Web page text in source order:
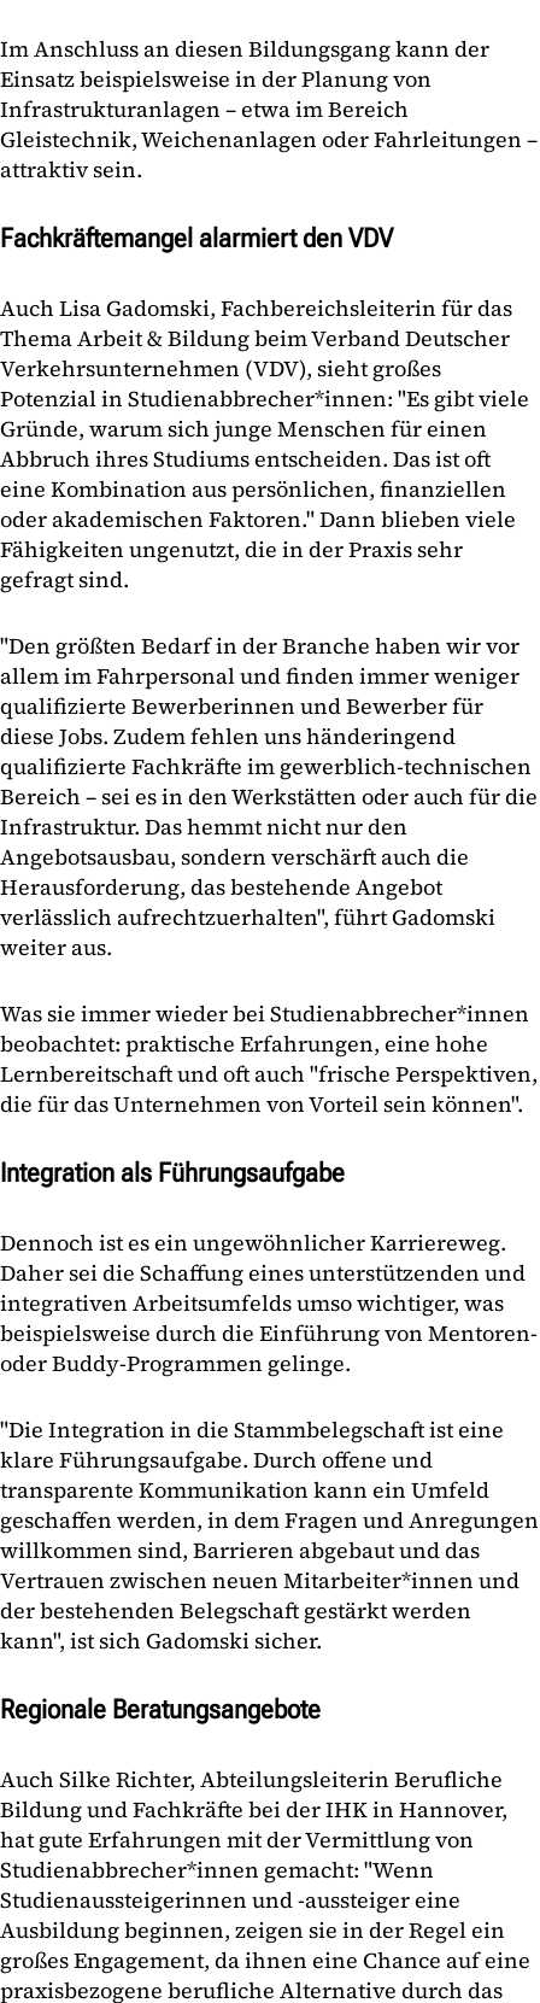
Im Anschluss an diesen Bildungsgang kann der
Einsatz beispielsweise in der Planung von
Infrastrukturanlagen – etwa im Bereich
Gleistechnik, Weichenanlagen oder Fahrleitungen –
attraktiv sein.
Fachkräftemangel alarmiert den VDV
Auch Lisa Gadomski, Fachbereichsleiterin für das
Thema Arbeit & Bildung beim Verband Deutscher
Verkehrsunternehmen (VDV), sieht großes
Potenzial in Studienabbrecher*innen: "Es gibt viele
Gründe, warum sich junge Menschen für einen
Abbruch ihres Studiums entscheiden. Das ist oft
eine Kombination aus persönlichen, finanziellen
oder akademischen Faktoren." Dann blieben viele
Fähigkeiten ungenutzt, die in der Praxis sehr
gefragt sind.
"Den größten Bedarf in der Branche haben wir vor
allem im Fahrpersonal und finden immer weniger
qualifizierte Bewerberinnen und Bewerber für
diese Jobs. Zudem fehlen uns händeringend
qualifizierte Fachkräfte im gewerblich-technischen
Bereich – sei es in den Werkstätten oder auch für die
Infrastruktur. Das hemmt nicht nur den
Angebotsausbau, sondern verschärft auch die
Herausforderung, das bestehende Angebot
verlässlich aufrechtzuerhalten", führt Gadomski
weiter aus.
Was sie immer wieder bei Studienabbrecher*innen
beobachtet: praktische Erfahrungen, eine hohe
Lernbereitschaft und oft auch "frische Perspektiven,
die für das Unternehmen von Vorteil sein können".
Integration als Führungsaufgabe
Dennoch ist es ein ungewöhnlicher Karriereweg.
Daher sei die Schaffung eines unterstützenden und
integrativen Arbeitsumfelds umso wichtiger, was
beispielsweise durch die Einführung von Mentoren-
oder Buddy-Programmen gelinge.
"Die Integration in die Stammbelegschaft ist eine
klare Führungsaufgabe. Durch offene und
transparente Kommunikation kann ein Umfeld
geschaffen werden, in dem Fragen und Anregungen
willkommen sind, Barrieren abgebaut und das
Vertrauen zwischen neuen Mitarbeiter*innen und
der bestehenden Belegschaft gestärkt werden
kann", ist sich Gadomski sicher.
Regionale Beratungsangebote
Auch Silke Richter, Abteilungsleiterin Berufliche
Bildung und Fachkräfte bei der IHK in Hannover,
hat gute Erfahrungen mit der Vermittlung von
Studienabbrecher*innen gemacht: "Wenn
Studienaussteigerinnen und -aussteiger eine
Ausbildung beginnen, zeigen sie in der Regel ein
großes Engagement, da ihnen eine Chance auf eine
praxisbezogene berufliche Alternative durch das